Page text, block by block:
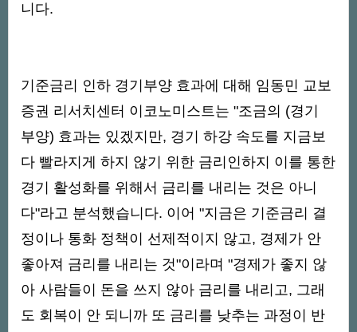
니다.
기준금리 인하 경기부양 효과에 대해 임동민 교보
증권 리서치센터 이코노미스트는 "조금의 (경기
부양) 효과는 있겠지만, 경기 하강 속도를 지금보
다 빨라지게 하지 않기 위한 금리인하지 이를 통한
경기 활성화를 위해서 금리를 내리는 것은 아니
다"라고 분석했습니다. 이어 "지금은 기준금리 결
정이나 통화 정책이 선제적이지 않고, 경제가 안
좋아져 금리를 내리는 것"이라며 "경제가 좋지 않
아 사람들이 돈을 쓰지 않아 금리를 내리고, 그래
도 회복이 안 되니까 또 금리를 낮추는 과정이 반